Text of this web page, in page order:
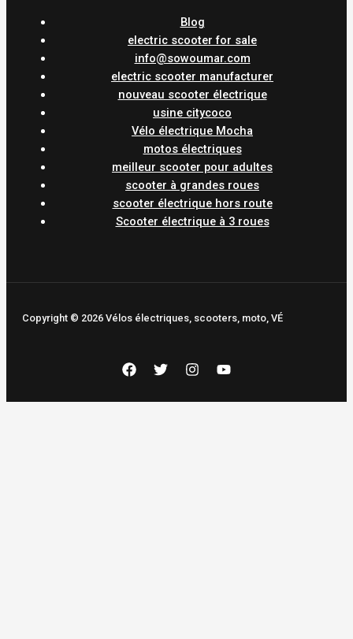
Blog
electric scooter for sale
info@sowoumar.com
electric scooter manufacturer
nouveau scooter électrique
usine citycoco
Vélo électrique Mocha
motos électriques
meilleur scooter pour adultes
scooter à grandes roues
scooter électrique hors route
Scooter électrique à 3 roues
Copyright © 2026 Vélos électriques, scooters, moto, VÉ